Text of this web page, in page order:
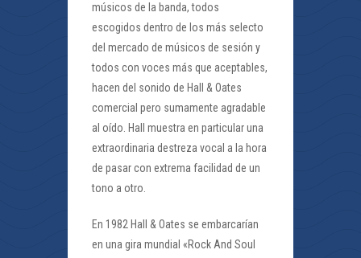
músicos de la banda, todos
escogidos dentro de los más selecto
del mercado de músicos de sesión y
todos con voces más que aceptables,
hacen del sonido de Hall & Oates
comercial pero sumamente agradable
al oído. Hall muestra en particular una
extraordinaria destreza vocal a la hora
de pasar con extrema facilidad de un
tono a otro.
En 1982 Hall & Oates se embarcarían
en una gira mundial «Rock And Soul